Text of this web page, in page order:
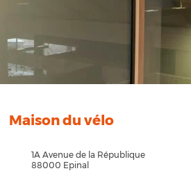
Maison du vélo
1A Avenue de la République
88000 Epinal